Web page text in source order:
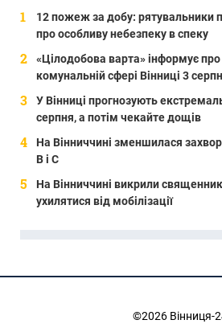
12 пожеж за добу: рятувальники
про особливу небезпеку в спеку
«Цілодобова варта» інформує про
комунальній сфері Вінниці 3
У Вінниці прогнозують
серпня, а потім чекайте дощів
На Вінниччині зменшилася
В і С
На Вінниччині викрили
ухилятися від мобілізації
©2026 Вінниця-